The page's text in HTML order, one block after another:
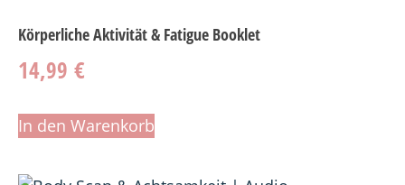
Körperliche Aktivität & Fatigue Booklet
14,99 €
In den Warenkorb